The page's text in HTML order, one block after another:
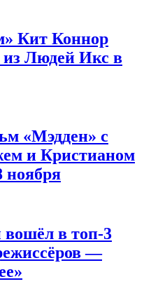
Кит Коннор
Людей Икс в
«Мэдден» с
и Кристианом
ноября
в топ-3
—